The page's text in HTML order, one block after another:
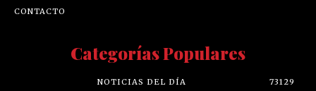
CONTACTO
Categorías Populares
NOTICIAS DEL DÍA
73129